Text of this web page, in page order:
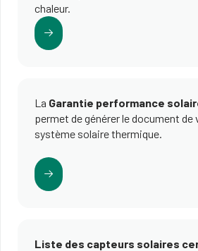
chaleur.
La Garantie performance
permet de générer le document de
système solaire thermique.
Liste des capteurs solaires